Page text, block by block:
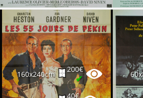
160x240cm
200€
✔
40€